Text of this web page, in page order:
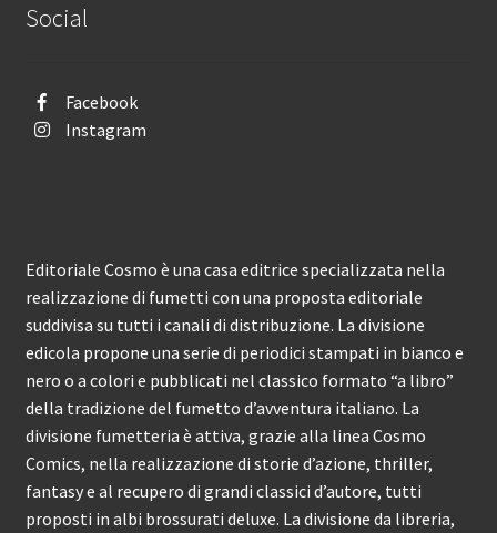
Social
Facebook
Instagram
Editoriale Cosmo è una casa editrice specializzata nella
realizzazione di fumetti con una proposta editoriale
suddivisa su tutti i canali di distribuzione. La divisione
edicola propone una serie di periodici stampati in bianco e
nero o a colori e pubblicati nel classico formato “a libro”
della tradizione del fumetto d’avventura italiano. La
divisione fumetteria è attiva, grazie alla linea Cosmo
Comics, nella realizzazione di storie d’azione, thriller,
fantasy e al recupero di grandi classici d’autore, tutti
proposti in albi brossurati deluxe. La divisione da libreria,